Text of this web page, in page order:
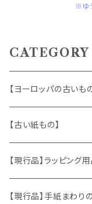
※ゆ
CATEGORY
【ヨーロッパの古いもの
ヴィンテージアクセサ
おもちゃ、ぬいぐるみ
くま、テディベア
ヴィンテージファブリ
【古い紙もの】
切手、FDC
ポストカード、カレン
【現行品】ラッピング
伝票、タグ、シール
【現行品】手紙まわり